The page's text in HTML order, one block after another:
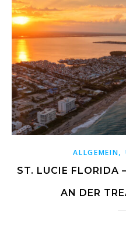
ALLGEMEIN,
ST. LUCIE FLORIDA
AN DER